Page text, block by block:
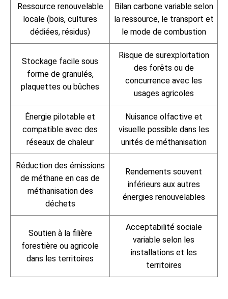
Ressource renouvelable
locale (bois, cultures
dédiées, résidus)
Bilan carbone variable selon
la ressource, le transport et
le mode de combustion
Stockage facile sous
forme de granulés,
plaquettes ou bûches
Risque de surexploitation
des forêts ou de
concurrence avec les
usages agricoles
Énergie pilotable et
compatible avec des
réseaux de chaleur
Nuisance olfactive et
visuelle possible dans les
unités de méthanisation
Réduction des émissions
de méthane en cas de
méthanisation des
déchets
Rendements souvent
inférieurs aux autres
énergies renouvelables
Soutien à la filière
forestière ou agricole
dans les territoires
Acceptabilité sociale
variable selon les
installations et les
territoires